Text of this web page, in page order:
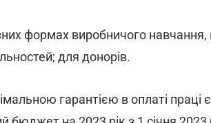
формах виробничого навчання,
для донорів.
гарантією в оплаті праці